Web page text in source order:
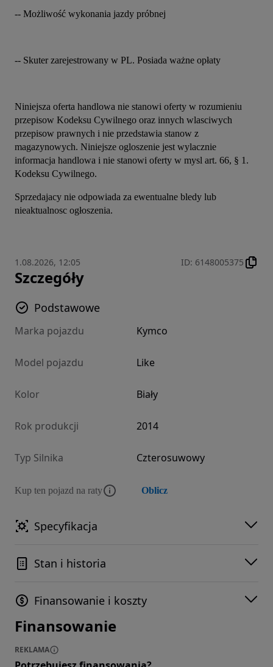
-- Możliwość wykonania jazdy próbnej
-- Skuter zarejestrowany w PL. Posiada ważne opłaty
Niniejsza oferta handlowa nie stanowi oferty w rozumieniu
przepisow Kodeksu Cywilnego oraz innych wlasciwych
przepisow prawnych i nie przedstawia stanow z
magazynowych. Niniejsze ogloszenie jest wylacznie
informacja handlowa i nie stanowi oferty w mysl art. 66, § 1.
Kodeksu Cywilnego.
Sprzedajacy nie odpowiada za ewentualne bledy lub
nieaktualnosc ogłoszenia.
1.08.2026, 12:05 ID: 6148005375
Szczegóły
Podstawowe
Marka pojazdu Kymco
Model pojazdu Like
Kolor Biały
Rok produkcji 2014
Typ Silnika Czterosuwowy
Kup ten pojazd na raty Oblicz
Specyfikacja
Stan i historia
Finansowanie i koszty
Finansowanie
REKLAMA